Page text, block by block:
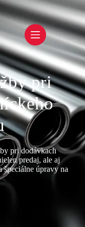
pri
pri dodávkach
predaj, ale aj
špeciálne úpravy na